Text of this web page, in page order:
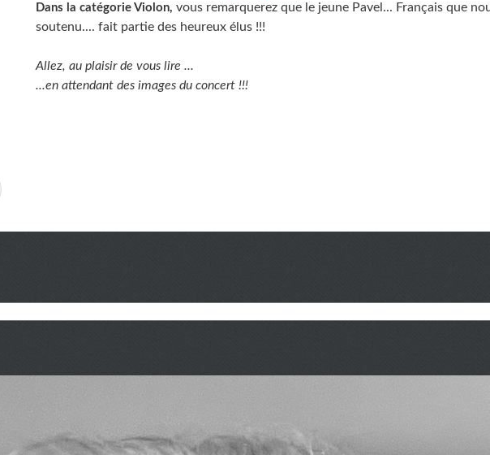
Dans la catégorie Violon, vous remarquerez que le jeune Pavel... Français que
soutenu.... fait partie des heureux élus !!!
Allez, au plaisir de vous lire ...
...en attendant des images du concert !!!